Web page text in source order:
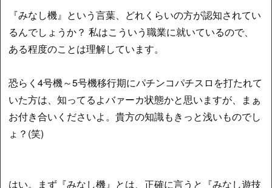
『みなし機』という言葉、どれくらいの方が認知されてい
るんでしょうか？ 私はこういう職業に就いているので、
ある程度のことは理解しています。
恐らく4号機～5号機移行期にパチンコパチスロを打たれて
いた方は、知ってるよバァーカ状態かと思いますが、まぁ
お付き合いくださいよ。貴方の知識もきっと浅いものでし
ょ？(笑)
はい。まず『みなし機』とは、正確に言うと『みなし遊技